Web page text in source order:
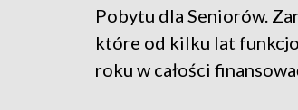
Pobytu dla Seniorów.
które od kilku lat
roku w całości